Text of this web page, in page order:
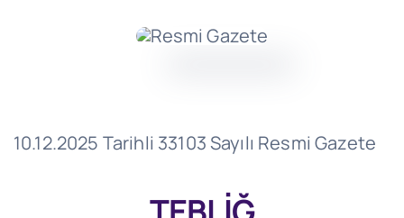
10.12.2025 Tarihli 33103 Sayılı Resmi Gazete